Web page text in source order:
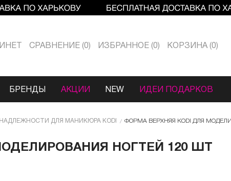
СРАВНЕНИЕ 0 ИЗБРАННОЕ 0 КОРЗИНА 0
БРЕНДЫ АКЦИИ NEW ИДЕИ ПОДАРКОВ
ДЛЯ МАНИКЮРА KODI ФОРМА ВЕРХНЯЯ KODI ДЛЯ
НОГТЕЙ 120 ШТ